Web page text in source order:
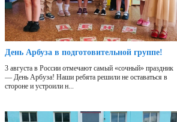
День Арбуза в подготовительной группе!
3 августа в России отмечают самый «сочный» праздник
— День Арбуза! Наши ребята решили не оставаться в
стороне и устроили н...